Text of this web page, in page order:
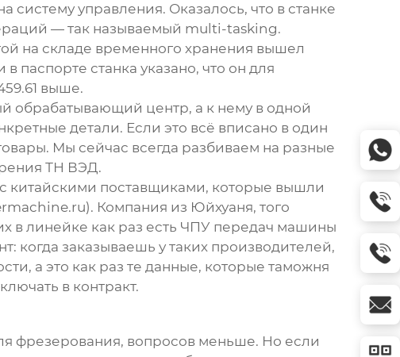
управления. Оказалось, что в станке
— так называемый multi-tasking.
на складе временного хранения вышел
паспорте станка указано, что он для
выше.
обрабатывающий центр, а к нему в одной
детали. Если это всё вписано в один
Мы сейчас всегда разбиваем на разные
ТН ВЭД.
китайскими поставщиками, которые вышли
). Компания из Юйхуаня, того
в линейке как раз есть ЧПУ передач машины
когда заказываешь у таких производителей,
а это как раз те данные, которые таможня
в контракт.
фрезерования, вопросов меньше. Но если